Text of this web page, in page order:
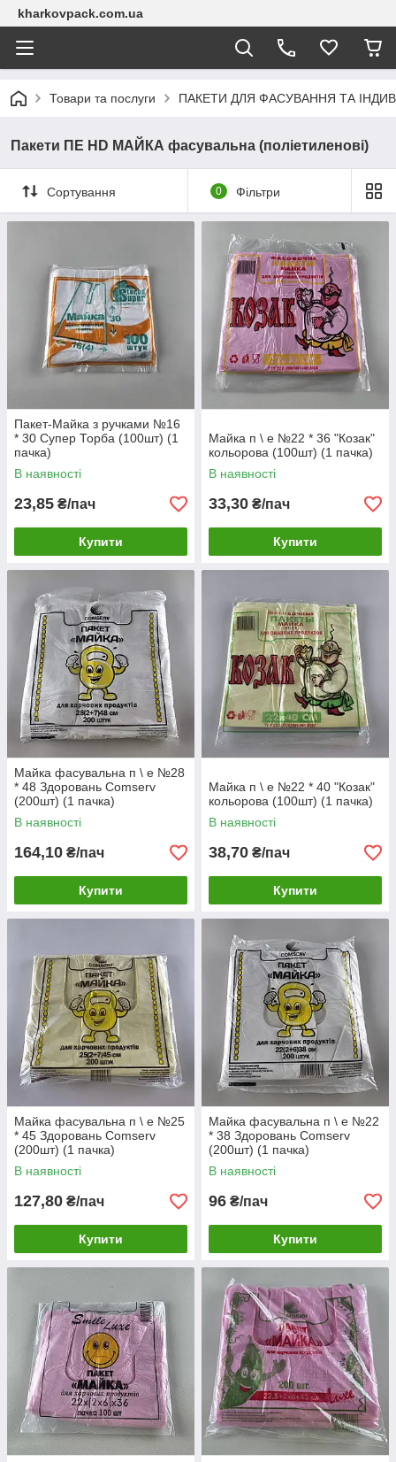
kharkovpack.com.ua
Товари та послуги ПАКЕТИ ДЛЯ ФАСУВАННЯ ТА
Пакети ПЕ HD МАЙКА фасувальна (поліетиленові)
Сортування 0 Фільтри
Пакет-Майка з ручками №16
* 30 Супер Торба (100шт) (1
пачка)
В наявності
23,85 ₴/пач
Купити
Майка п \ е №22 * 36 "Козак"
кольорова (100шт) (1 пачка)
В наявності
33,30 ₴/пач
Купити
Майка фасувальна п \ е №28
* 48 Здоровань Сomserv
(200шт) (1 пачка)
В наявності
164,10 ₴/пач
Купити
Майка п \ е №22 * 40 "Козак"
кольорова (100шт) (1 пачка)
В наявності
38,70 ₴/пач
Купити
Майка фасувальна п \ е №25
* 45 Здоровань Сomserv
(200шт) (1 пачка)
В наявності
127,80 ₴/пач
Купити
Майка фасувальна п \ е №22
* 38 Здоровань Сomserv
(200шт) (1 пачка)
В наявності
96 ₴/пач
Купити